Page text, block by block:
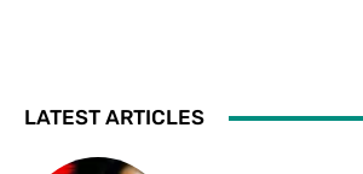
LATEST ARTICLES